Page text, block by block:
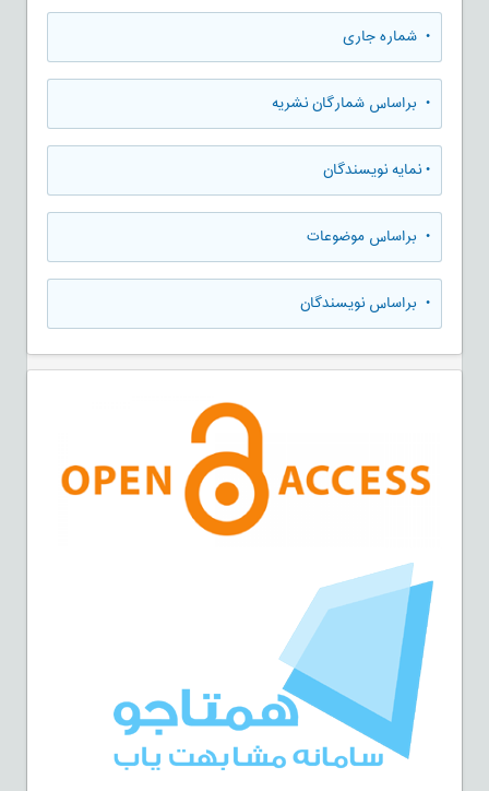
• شماره جاری
• براساس شمارگان نشریه
•نمایه نویسندگان
• براساس موضوعات
• براساس نویسندگان